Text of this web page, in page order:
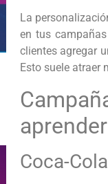
La
en tus
clientes agregar
Esto suele atraer
aprender
Coca-Cola